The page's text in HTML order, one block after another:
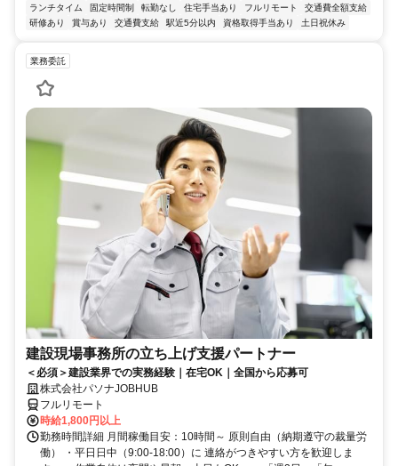
ランチタイム 固定時間制 転勤なし 住宅手当あり フルリモート
交通費全額支給
研修あり
賞与あり 交通費支給 駅近5分以内 資格取得手当あり 土日祝休み
業務委託
建設現場事務所の立ち上げ支援パートナー
＜必須＞建設業界での実務経験｜在宅OK｜全国から応募可
株式会社パソナJOBHUB
フルリモート
時給1,800円以上
勤務時間詳細 月間稼働目安：10時間～ 原則自由（納期遵守の裁量労
働） ・平日日中（9:00-18:00）に 連絡がつきやすい方を歓迎しま